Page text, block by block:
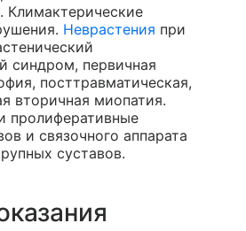
Неврастения при
синдром, первичная
посттравматическая,
вторичная миопатия.
пролиферативные
и связочного аппарата
суставов.